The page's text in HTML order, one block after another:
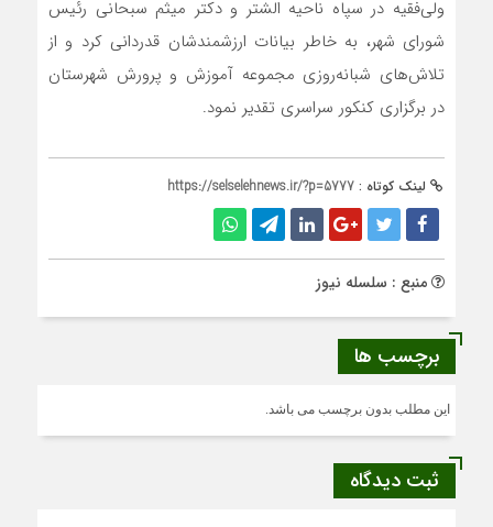
ولی‌فقیه در سپاه ناحیه الشتر و دکتر میثم سبحانی رئیس
شورای شهر، به خاطر بیانات ارزشمندشان قدردانی کرد و از
تلاش‌های شبانه‌روزی مجموعه آموزش و پرورش شهرستان
در برگزاری کنکور سراسری تقدیر نمود.
لینک کوتاه : https://selselehnews.ir/?p=5777
منبع : سلسله نیوز
برچسب ها
این مطلب بدون برچسب می باشد.
ثبت دیدگاه